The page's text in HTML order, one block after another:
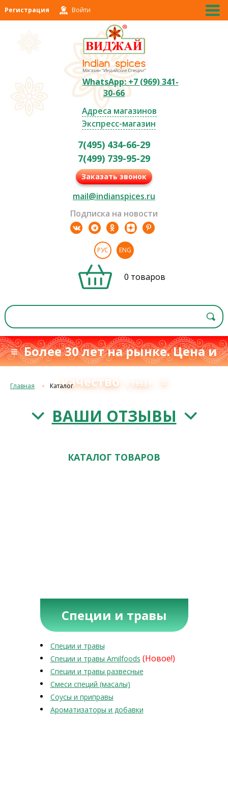
Регистрация Войти
WhatsApp: +7 (969) 341-
30-66
Адреса магазинов
Экспресс-магазин
7(495) 434-66-29
7(499) 739-95-29
Заказать звонок
mail@indianspices.ru
Подписка на новости
РУС ENG
0 товаров
≡ Более 30 лет на рынке. Цена и
качество
с 1993 г. ≡
Главная Каталог
ВАШИ ОТЗЫВЫ
КАТАЛОГ ТОВАРОВ
Специи и травы
Специи и травы
Специи и травы Amilfoods (Новое!)
Специи и травы развесные
Смеси специй (масалы)
Соусы и приправы
Ароматизаторы и добавки